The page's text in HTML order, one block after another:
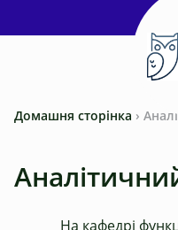
Домашня сторінка ›
На кафедрі